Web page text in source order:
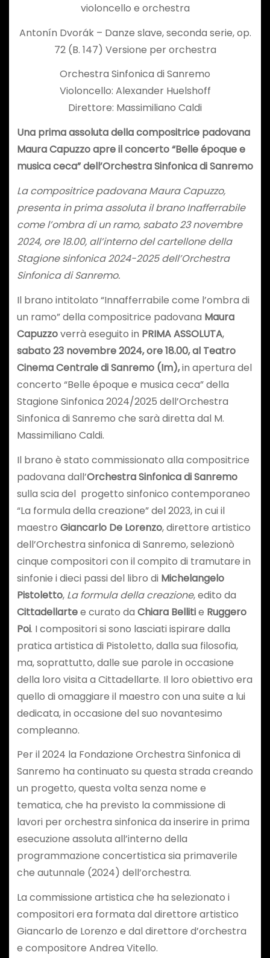
violoncello e orchestra
Antonín Dvorák – Danze slave, seconda serie, op.
72 (B. 147) Versione per orchestra
Orchestra Sinfonica di Sanremo
Violoncello: Alexander Huelshoff
Direttore: Massimiliano Caldi
Una prima assoluta della compositrice padovana
Maura Capuzzo apre il concerto “Belle époque e
musica ceca” dell’Orchestra Sinfonica di Sanremo
La compositrice padovana Maura Capuzzo,
presenta in prima assoluta il brano Inafferrabile
come l’ombra di un ramo, sabato 23 novembre
2024, ore 18.00, all’interno del cartellone della
Stagione sinfonica 2024-2025 dell’Orchestra
Sinfonica di Sanremo.
Il brano intitolato “Innafferrabile come l’ombra di
un ramo” della compositrice padovana Maura
Capuzzoverrà eseguito in PRIMA ASSOLUTA,
sabato 23 novembre 2024, ore 18.00, al Teatro
Cinema Centrale di Sanremo (Im),in apertura del
concerto “Belle époque e musica ceca” della
Stagione Sinfonica 2024/2025 dell’Orchestra
Sinfonica di Sanremo che sarà diretta dal M.
Massimiliano Caldi.
Il brano è stato commissionato alla compositrice
padovana dall’Orchestra Sinfonica di Sanremo
sulla scia del progetto sinfonico contemporaneo
“La formula della creazione” del 2023, in cui il
maestro Giancarlo De Lorenzo, direttore artistico
dell’Orchestra sinfonica di Sanremo, selezionò
cinque compositori con il compito di tramutare in
sinfonie i dieci passi del libro di Michelangelo
Pistoletto, La formula della creazione, edito da
Cittadellartee curato da Chiara Bellitie Ruggero
Poi. I compositori si sono lasciati ispirare dalla
pratica artistica di Pistoletto, dalla sua filosofia,
ma, soprattutto, dalle sue parole in occasione
della loro visita a Cittadellarte. Il loro obiettivo era
quello di omaggiare il maestro con una suite a lui
dedicata, in occasione del suo novantesimo
compleanno.
Per il 2024 la Fondazione Orchestra Sinfonica di
Sanremo ha continuato su questa strada creando
un progetto, questa volta senza nome e
tematica, che ha previsto la commissione di
lavori per orchestra sinfonica da inserire in prima
esecuzione assoluta all’interno della
programmazione concertistica sia primaverile
che autunnale (2024) dell’orchestra.
La commissione artistica che ha selezionato i
compositori era formata dal direttore artistico
Giancarlo de Lorenzo e dal direttore d’orchestra
e compositore Andrea Vitello.